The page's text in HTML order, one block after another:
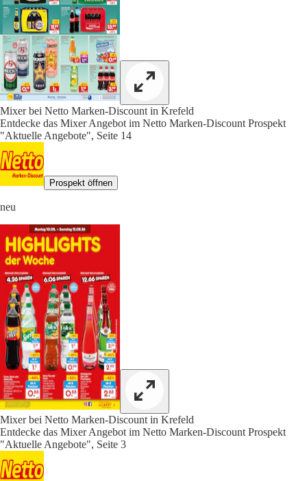
Mixer bei Netto Marken-Discount in Krefeld
Entdecke das Mixer Angebot im Netto Marken-Discount Prospekt
"Aktuelle Angebote", Seite 14
Prospekt öffnen
neu
Mixer bei Netto Marken-Discount in Krefeld
Entdecke das Mixer Angebot im Netto Marken-Discount Prospekt
"Aktuelle Angebote", Seite 3